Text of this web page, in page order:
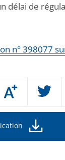
Augmenter
ou
la
de
police
délai de
n° 398077